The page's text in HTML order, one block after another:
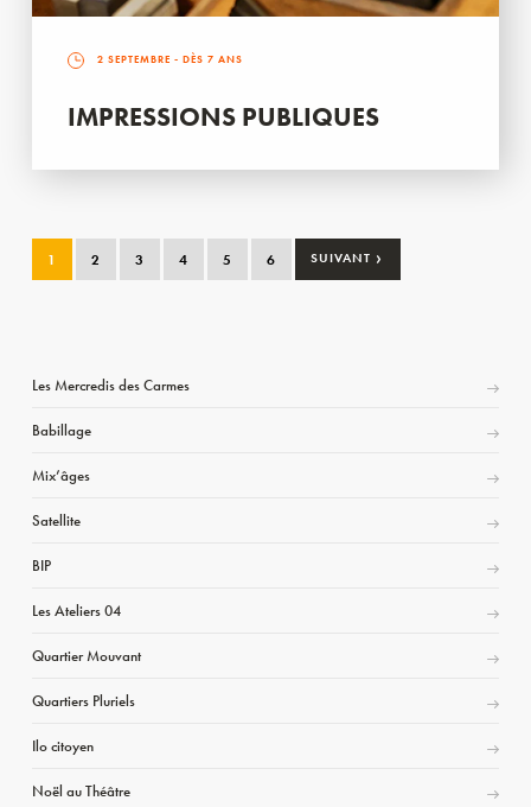
2 SEPTEMBRE - DÈS 7 ANS
IMPRESSIONS PUBLIQUES
1 2 3 4 5 6 SUIVANT ›
Les Mercredis des Carmes
Babillage
Mix’âges
Satellite
BIP
Les Ateliers 04
Quartier Mouvant
Quartiers Pluriels
Ilo citoyen
Noël au Théâtre